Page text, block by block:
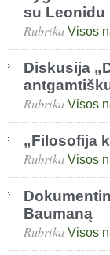
su Leonidu
Rubrika Visos
Diskusija
Rubrika Visos
„Filosofija
Rubrika Visos
Baumaną
Rubrika Visos